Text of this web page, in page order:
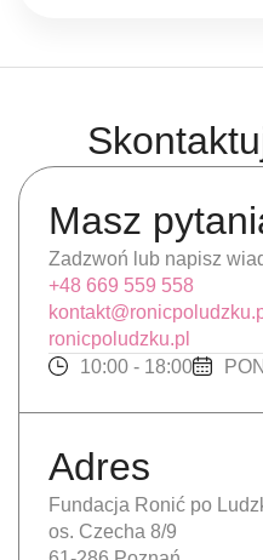
Masz
Zadzwoń lub napisz
+48 669 559 558
ronicpoludzku.pl
10:00 - 18:00
Adres
Fundacja Ronić po
os. Czecha 8/9